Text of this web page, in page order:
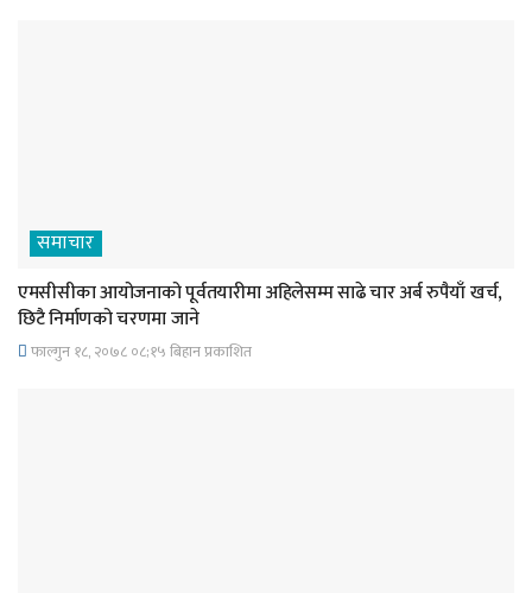
समाचार
एमसीसीका आयोजनाको पूर्वतयारीमा अहिलेसम्म साढे चार अर्ब रुपैयाँ खर्च,
छिटै निर्माणको चरणमा जाने
फाल्गुन १८, २०७८ ०८;१५ बिहान प्रकाशित